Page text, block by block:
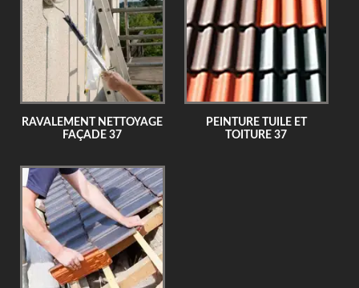
RAVALEMENT NETTOYAGE
FAÇADE 37
PEINTURE TUILE ET
TOITURE 37